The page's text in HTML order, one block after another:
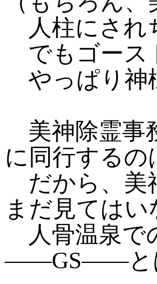
人柱にされ
でもゴース
やっぱり神
美神除霊事
に同行するの
だから、美
まだ見てはい
人骨温泉で
――GS――と